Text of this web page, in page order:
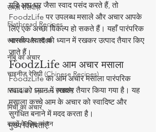
सब्ज़ी रेसिपीज़
Flatbread Recipes
स्वास्थ्य और सौंदर्य
नींबू का अचार
चाइनीज़ रेसिपी (Chinese Recipes)
Masala / Spices (मसाले)
मिर्ची का अचार
बच्चों के लिए व्यंजन
यदि आप घर जैसा स्वाद पसंद करते हैं, तो
FoodzLife पर उपलब्ध मसाले और अचार आपके
लिए एक अच्छा विकल्प हो सकते हैं। यहाँ पारंपरिक
भारतीय स्वाद को ध्यान में रखकर उत्पाद तैयार किए
जाते हैं।
FoodzLife आम अचार मसाला
FoodzLife का आम अचार मसाला पारंपरिक
स्वाद को ध्यान में रखकर तैयार किया गया है। यह
मसाला कच्चे आम के अचार को स्वादिष्ट और
सुगंधित बनाने में मदद करता है।
मुख्य विशेषताएँ: